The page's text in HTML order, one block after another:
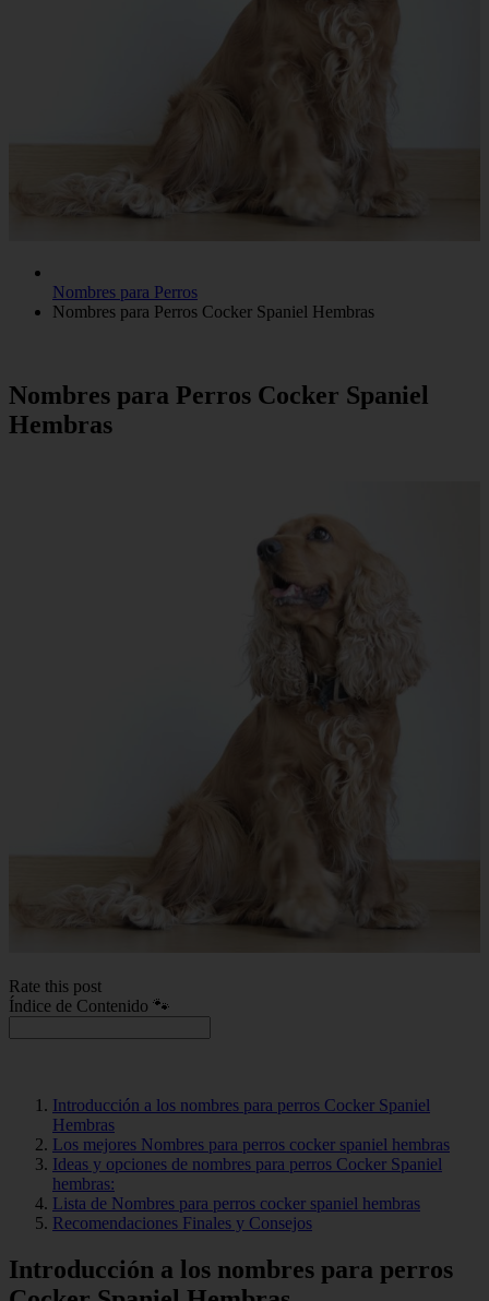
Nombres para Perros
Nombres para Perros Cocker Spaniel Hembras
Nombres para Perros Cocker Spaniel
Hembras
Rate this post
Índice de Contenido 🐾
Introducción a los nombres para perros Cocker Spaniel
Hembras
Los mejores Nombres para perros cocker spaniel hembras
Ideas y opciones de nombres para perros Cocker Spaniel
hembras:
Lista de Nombres para perros cocker spaniel hembras
Recomendaciones Finales y Consejos
Introducción a los nombres para perros